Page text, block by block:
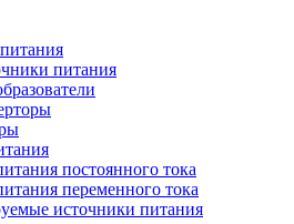
питания
постоянного тока
переменного тока
источники питания